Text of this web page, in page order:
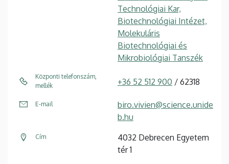
Technológiai Kar,
Biotechnológiai Intézet,
Molekuláris
Biotechnológiai és
Mikrobiológiai Tanszék
Központi telefonszám,
mellék
+36 52 512 900 / 62318
E-mail
biro.vivien@science.unide
b.hu
Cím
4032 Debrecen Egyetem
tér 1